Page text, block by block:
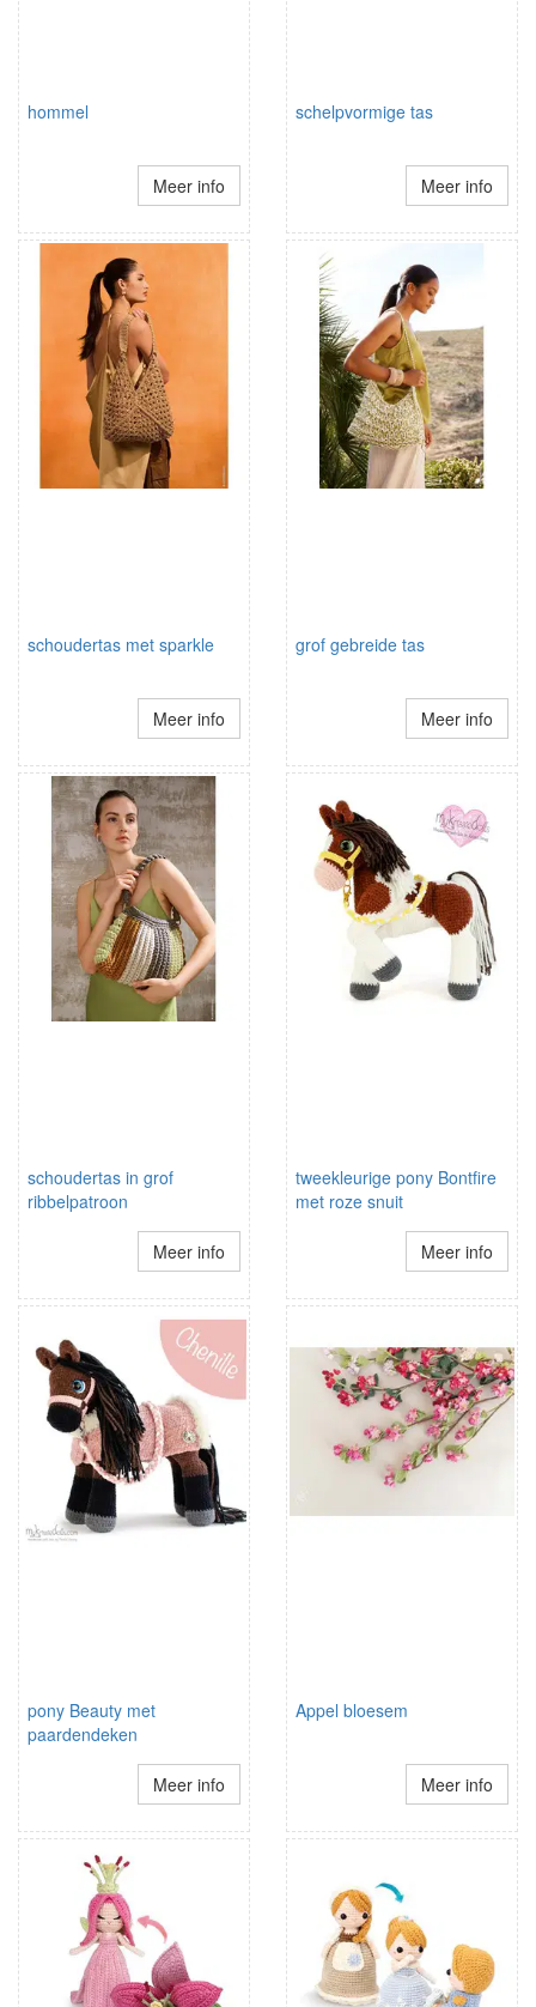
hommel
Meer info
schelpvormige tas
Meer info
schoudertas met sparkle
Meer info
grof gebreide tas
Meer info
schoudertas in grof
ribbelpatroon
Meer info
tweekleurige pony Bontfire
met roze snuit
Meer info
pony Beauty met
paardendeken
Meer info
Appel bloesem
Meer info